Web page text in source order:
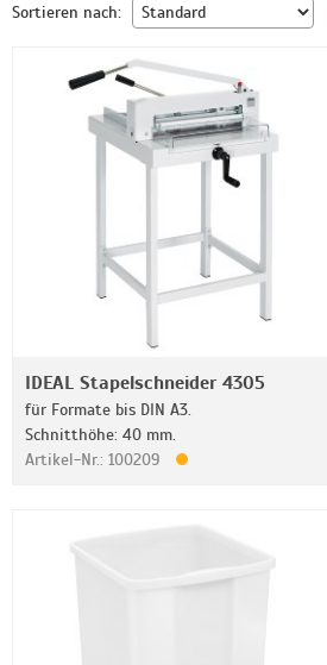
Sortieren nach:
IDEAL Stapelschneider 4305
für Formate bis DIN A3.
Schnitthöhe: 40 mm.
Artikel-Nr.: 100209